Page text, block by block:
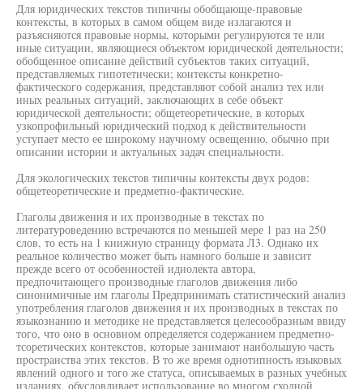
Для юридических текстов типичны обобщающе-правовые
контексты, в которых в самом общем виде излагаются и
разъясняются правовые нормы, которыми регулируются те или
иные ситуации, являющиеся объектом юридической деятельности;
обобщенное описание действий субъектов таких ситуаций,
представляемых гипотетически; контексты конкретно-
фактического содержания, представляют собой анализ тех или
иных реальных ситуаций, заключающих в себе объект
юридической деятельности; общетеоретические, в которых
узкопрофильный юридический подход к действительности
уступает место ее широкому научному освещению, обычно при
описании истории и актуальных задач специальности.
Для экологических текстов типичны контексты двух родов:
общетеоретические и предметно-фактические.
Глаголы движения и их производные в текстах по
литературоведению встречаются по меньшей мере 1 раз на 250
слов, то есть на 1 книжную страницу формата Л3. Однако их
реальное количество может быть намного больше и зависит
прежде всего от особенностей идиолекта автора,
предпочитающего производные глаголов движения либо
синонимичные им глаголы Предпринимать статистический анализ
употребления глаголов движения и их производных в текстах по
языкознанию и методике не представляется целесообразным ввиду
того, что оно в основном определяется содержанием предметно-
тсоретических контекстов, которые занимают наибольшую часть
пространства этих текстов. В то же время однотипность языковых
явлений одного и того же статуса, описываемых в разных учебных
изданиях, обусловливает использование во многом сходной